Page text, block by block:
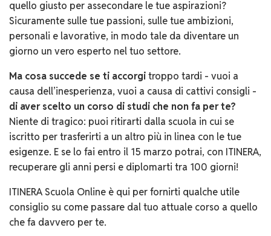
quello giusto per assecondare le tue aspirazioni?
Sicuramente sulle tue passioni, sulle tue ambizioni,
personali e lavorative, in modo tale da diventare un
giorno un vero esperto nel tuo settore.
Ma cosa succede se ti accorgitroppo tardi - vuoi a
causa dell’inesperienza, vuoi a causa di cattivi consigli -
di aver scelto un corso di studi che non fa per te?
Niente di tragico: puoi ritirarti dalla scuola in cui se
iscritto per trasferirti a un altro più in linea con le tue
esigenze. E se lo fai entro il 15 marzo potrai, con ITINERA,
recuperare gli anni persi e diplomarti tra 100 giorni!
ITINERA Scuola Online è qui per fornirti qualche utile
consiglio su come passare dal tuo attuale corso a quello
che fa davvero per te.